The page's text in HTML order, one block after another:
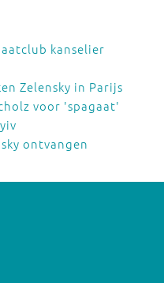
kanselier
Zelensky in Parijs
voor 'spagaat'
ontvangen